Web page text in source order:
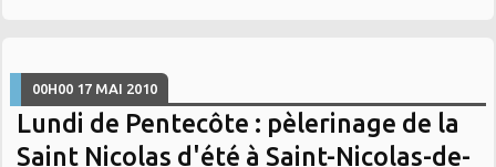
00H00 17 MAI 2010
Lundi de Pentecôte : pèlerinage de la
Saint Nicolas d'été à Saint-Nicolas-de-